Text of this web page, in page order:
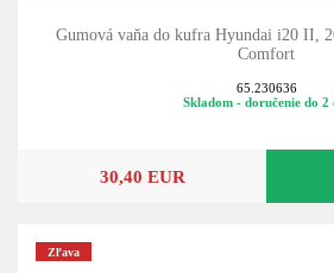
Gumová vaňa do kufra Hyundai i20 II,
Comfort
65.230636
Skladom - doručenie do 2
30,40 EUR
Zľava